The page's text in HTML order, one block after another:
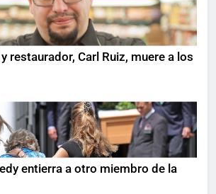
restaurador, Carl Ruiz, muere a los
entierra a otro miembro de la